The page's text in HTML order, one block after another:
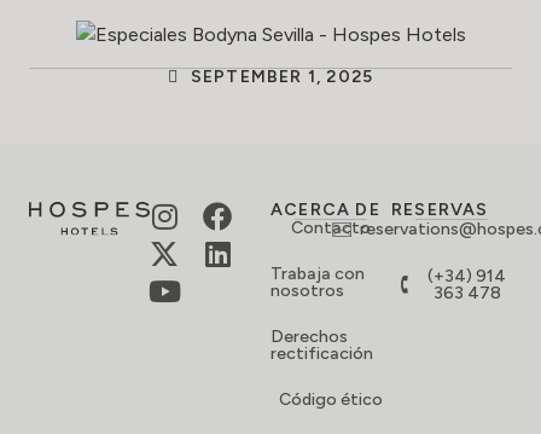
SEPTEMBER 1, 2025
ACERCA DE
Contacto
Trabaja con
nosotros
Derechos
rectificación
Código ético
RESERVAS
(+34) 914
363 478